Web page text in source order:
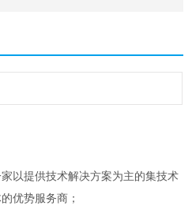
以提供技术解决方案为主的集技术
优势服务商；